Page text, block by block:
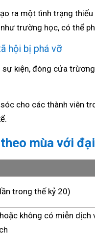
ra một tình trạng thiếu
trường học, có thể
hội bị phá vỡ
sự kiện, đóng cửa
cho các thành viên
mùa với
trong thế kỷ 20)
không có miễn dịch